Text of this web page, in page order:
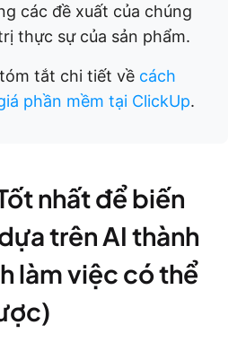
các đề xuất của chúng
thực sự của sản phẩm.
tắt chi tiết về cách
phần mềm tại ClickUp.
nhất để biến
trên AI thành
làm việc có thể